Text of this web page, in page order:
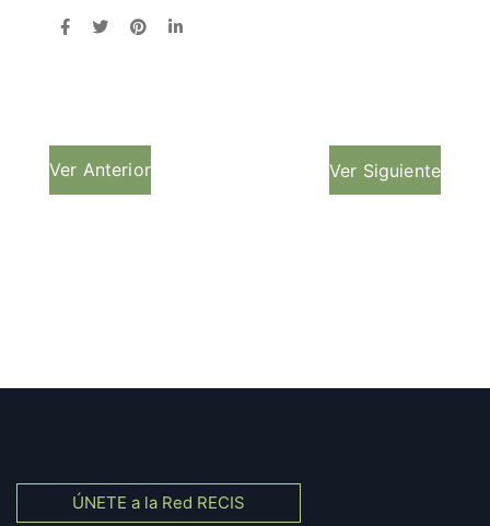
Ver Anterior Ver Siguiente
ÚNETE a la Red RECIS